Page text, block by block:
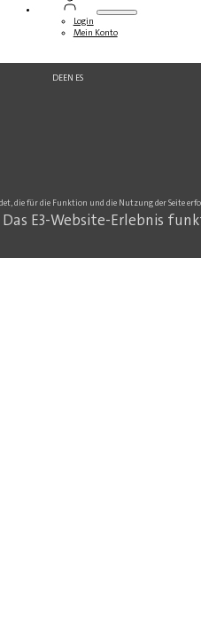
Login
Mein Konto
DEEN ES
die für die Funktion und die Nutzung der Seite
Das E3-Website-Erlebnis